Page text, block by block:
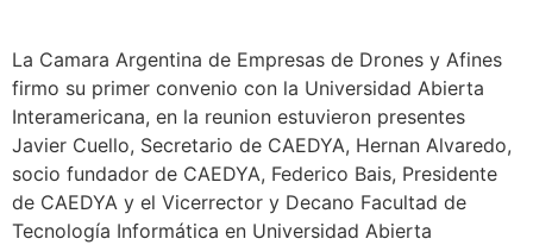
La Camara Argentina de Empresas de Drones y Afines
firmo su primer convenio con la Universidad Abierta
Interamericana, en la reunion estuvieron presentes
Javier Cuello, Secretario de CAEDYA, Hernan Alvaredo,
socio fundador de CAEDYA, Federico Bais, Presidente
de CAEDYA y el Vicerrector y Decano Facultad de
Tecnología Informática en Universidad Abierta